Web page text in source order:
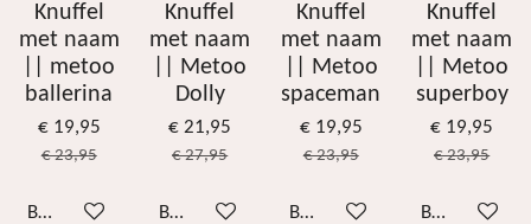
Knuffel
met naam
|| metoo
ballerina
€ 19,95
€ 23,95
Bekijk details
Knuffel
met naam
|| Metoo
Dolly
€ 21,95
€ 27,95
Bekijk details
Knuffel
met naam
|| Metoo
spaceman
€ 19,95
€ 23,95
Bekijk details
Knuffel
met naam
|| Metoo
superboy
€ 19,95
€ 23,95
Bekijk details